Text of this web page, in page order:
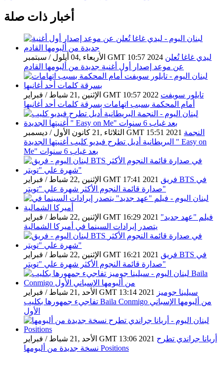
أخبار ذات صلة
الأربعاء ,04 أيلول / سبتمبر GMT 10:57 2024 ليدي غاغا تُعلن
عن موعد إصدار أول أغنية جديدة من ألبومها القادم
الإثنين ,21 شباط / فبراير GMT 10:57 2022 تايلور سويفت
أمام المحكمة بسبب اتهامات بسرقة كلمات أحد أغانيها
الثلاثاء ,21 كانون الأول / ديسمبر GMT 15:51 2021 النجمة
البريطانية أديل تطرح فيديو كليب أغنيتها الجديدة " Easy on
Me" بعد غياب 6 سنوات
الإثنين ,22 شباط / فبراير GMT 17:41 2021 فريق BTS في
صدارة قائمة النجوم الأكثر شهرة علي "تويتر"
الإثنين ,22 شباط / فبراير GMT 16:29 2021 فيلم "عهد جديد"
يتصدر إيرادات السينما في أميركا الشمالية
الإثنين ,22 شباط / فبراير GMT 16:21 2021 فريق BTS في
صدارة قائمة النجوم الأكثر شهرة علي "تويتر"
الأحد ,21 شباط / فبراير GMT 13:14 2021
سيلينا جوميز
تفاجيء جمهورها بكليب Baila Conmigo من ألبومها الإسباني
الأول
الأحد ,21 شباط / فبراير GMT 13:06 2021 أريانا جراندي تطرح
نسخة جديدة من ألبومها Positions